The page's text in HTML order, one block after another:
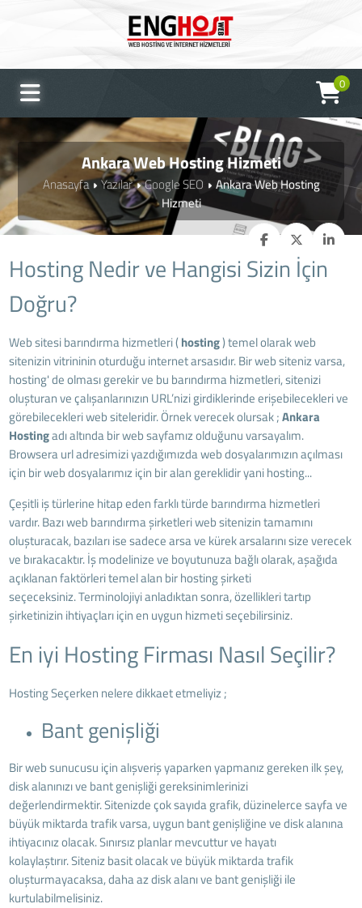
0
Ankara Web Hosting Hizmeti
Anasayfa Yazılar Google SEO
Ankara Web Hosting
Hizmeti
Hosting Nedir ve Hangisi Sizin İçin
Doğru?
Web sitesi barındırma hizmetleri (hosting) temel olarak web
sitenizin vitrininin oturduğu internet arsasıdır. Bir web siteniz varsa,
hosting' de olması gerekir ve bu barındırma hizmetleri, sitenizi
oluşturan ve çalışanlarınızın URL’nizi girdiklerinde erişebilecekleri ve
görebilecekleri web siteleridir. Örnek verecek olursak ;Ankara
Hostingadı altında bir web sayfamız olduğunu varsayalım.
Browsera url adresimizi yazdığımızda web dosyalarımızın açılması
için bir web dosyalarımız için bir alan gereklidir yani hosting...
Çeşitli iş türlerine hitap eden farklı türde barındırma hizmetleri
vardır. Bazı web barındırma şirketleri web sitenizin tamamını
oluşturacak, bazıları ise sadece arsa ve kürek arsalarını size verecek
ve bırakacaktır. İş modelinize ve boyutunuza bağlı olarak, aşağıda
açıklanan faktörleri temel alan bir hosting şirketi
seçeceksiniz. Terminolojiyi anladıktan sonra, özellikleri tartıp
şirketinizin ihtiyaçları için en uygun hizmeti seçebilirsiniz.
En iyi Hosting Firması Nasıl Seçilir?
Hosting Seçerken nelere dikkaet etmeliyiz ;
Bant genişliği
Bir web sunucusu için alışveriş yaparken yapmanız gereken ilk şey,
disk alanınızı ve bant genişliği gereksinimlerinizi
değerlendirmektir. Sitenizde çok sayıda grafik, düzinelerce sayfa ve
büyük miktarda trafik varsa, uygun bant genişliğine ve disk alanına
ihtiyacınız olacak. Sınırsız planlar mevcuttur ve hayatı
kolaylaştırır. Siteniz basit olacak ve büyük miktarda trafik
oluşturmayacaksa, daha az disk alanı ve bant genişliği ile
kurtulabilmelisiniz.